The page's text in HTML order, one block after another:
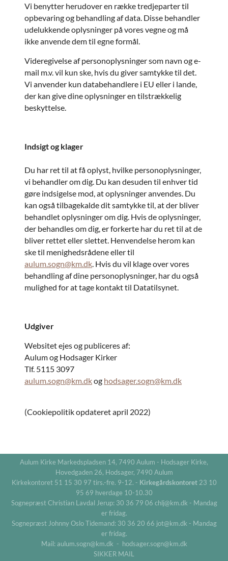
Vi benytter herudover en række tredjeparter til
opbevaring og behandling af data. Disse behandler
udelukkende oplysninger på vores vegne og må
ikke anvende dem til egne formål.
Videregivelse af personoplysninger som navn og e-
mail m.v. vil kun ske, hvis du giver samtykke til det.
Vi anvender kun databehandlere i EU eller i lande,
der kan give dine oplysninger en tilstrækkelig
beskyttelse.
Indsigt og klager
Du har ret til at få oplyst, hvilke personoplysninger,
vi behandler om dig. Du kan desuden til enhver tid
gøre indsigelse mod, at oplysninger anvendes. Du
kan også tilbagekalde dit samtykke til, at der bliver
behandlet oplysninger om dig. Hvis de oplysninger,
der behandles om dig, er forkerte har du ret til at de
bliver rettet eller slettet. Henvendelse herom kan
ske til menighedsrådene eller til
aulum.sogn@km.dk . Hvis du vil klage over vores
behandling af dine personoplysninger, har du også
mulighed for at tage kontakt til Datatilsynet.
Udgiver
Websitet ejes og publiceres af:
Aulum og Hodsager Kirker
Tlf. 5115 3097
aulum.sogn@km.dkog hodsager.sogn@km.dk
(Cookiepolitik opdateret april 2022)
Aulum Kirke Markedspladsen 14, 7490 Aulum - Hodsager Kirke,
Hovedgaden 26, Hodsager, 7490 Aulum
Kirkekontoret 51 15 30 97 tirs.-fre. 9-12. - Kirkegårdskontoret23 10
95 69 hverdage 10-10.30
Sognepræst Christian Lavdal Jerup: 30 36 79 06 chlj@km.dk - Mandag
er fridag.
Sognepræst Johnny Oslo Tidemand: 30 36 20 66 jot@km.dk - Mandag
er fridag.
Mail: aulum.sogn@km.dk - hodsager.sogn@km.dk
SIKKER MAIL